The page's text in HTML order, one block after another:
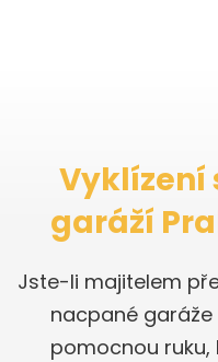
Vyklízení
garáží
Jste-li majitelem
nacpané
pomocnou